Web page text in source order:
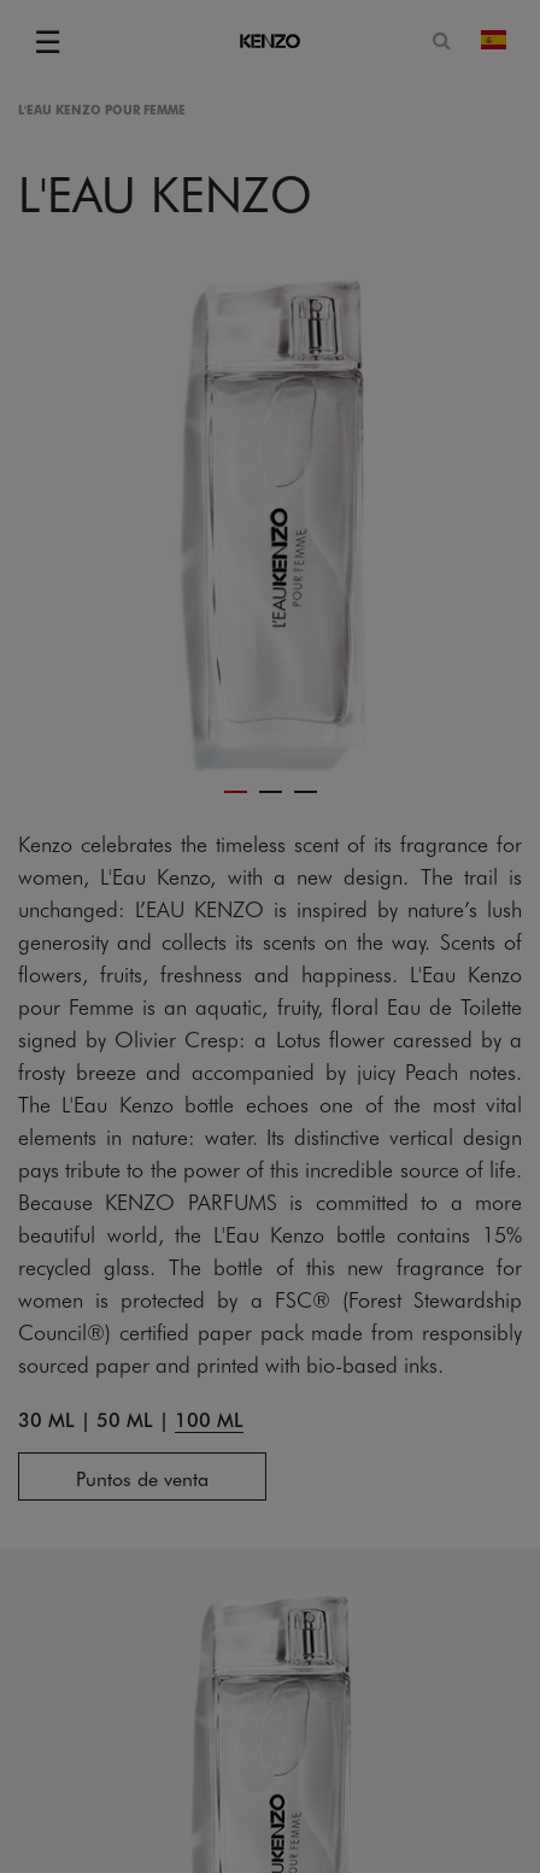
☰
Menu
Abrir
L'EAU KENZO POUR FEMME
L'EAU KENZO
Kenzo celebrates the timeless scent of its fragrance for
women, L'Eau Kenzo, with a new design. The trail is
unchanged: L’EAU KENZO is inspired by nature’s lush
generosity and collects its scents on the way. Scents of
flowers, fruits, freshness and happiness. L'Eau Kenzo
pour Femme is an aquatic, fruity, floral Eau de Toilette
signed by Olivier Cresp: a Lotus flower caressed by a
frosty breeze and accompanied by juicy Peach notes.
The L'Eau Kenzo bottle echoes one of the most vital
elements in nature: water. Its distinctive vertical design
pays tribute to the power of this incredible source of life.
Because KENZO PARFUMS is committed to a more
beautiful world, the L'Eau Kenzo bottle contains 15%
recycled glass. The bottle of this new fragrance for
women is protected by a FSC® (Forest Stewardship
Council®) certified paper pack made from responsibly
sourced paper and printed with bio-based inks.
30 ML | 50 ML | 100 ML
Puntos de venta